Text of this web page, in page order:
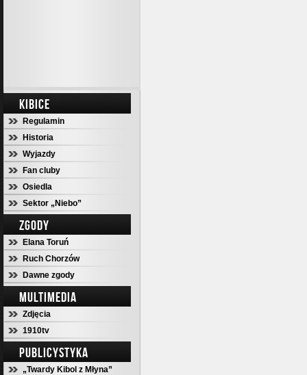
KIBICE
Regulamin
Historia
Wyjazdy
Fan cluby
Osiedla
Sektor „Niebo”
ZGODY
Elana Toruń
Ruch Chorzów
Dawne zgody
MULTIMEDIA
Zdjęcia
1910tv
PUBLICYSTYKA
„Twardy Kibol z Młyna”